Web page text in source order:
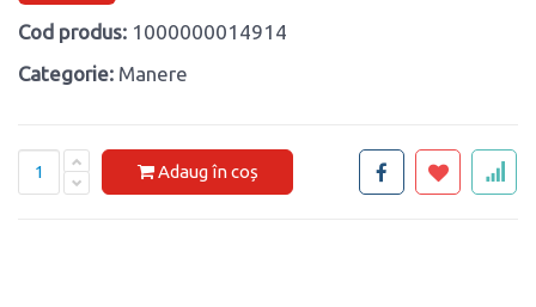
Cod produs: 1000000014914
Categorie: Manere
Adaug în coș